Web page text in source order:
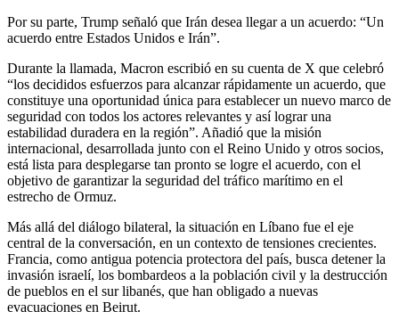
Por su parte, Trump señaló que Irán desea llegar a un acuerdo: “Un
acuerdo entre Estados Unidos e Irán”.
Durante la llamada, Macron escribió en su cuenta de X que celebró
“los decididos esfuerzos para alcanzar rápidamente un acuerdo, que
constituye una oportunidad única para establecer un nuevo marco de
seguridad con todos los actores relevantes y así lograr una
estabilidad duradera en la región”. Añadió que la misión
internacional, desarrollada junto con el Reino Unido y otros socios,
está lista para desplegarse tan pronto se logre el acuerdo, con el
objetivo de garantizar la seguridad del tráfico marítimo en el
estrecho de Ormuz.
Más allá del diálogo bilateral, la situación en Líbano fue el eje
central de la conversación, en un contexto de tensiones crecientes.
Francia, como antigua potencia protectora del país, busca detener la
invasión israelí, los bombardeos a la población civil y la destrucción
de pueblos en el sur libanés, que han obligado a nuevas
evacuaciones en Beirut.